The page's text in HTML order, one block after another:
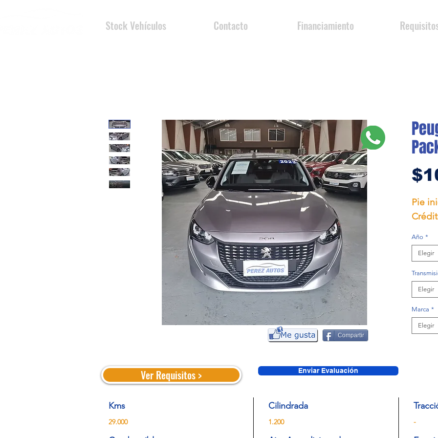
Stock Vehículos Contacto Financiamiento
Pie
Año *
Elegir
Elegir
Marca *
Elegir
Kms
29.000
Cilindrada
1.200 -
Ver Requisitos > Enviar Evaluación
Compartir